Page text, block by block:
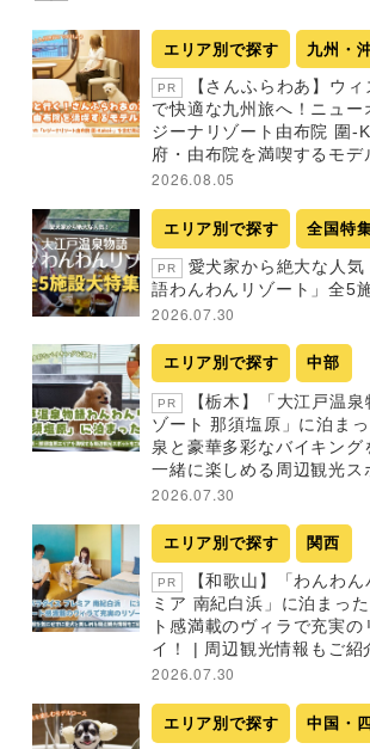
エリア別で探す 九州・
PR
【さんふらわあ】ウ
で快適な九州旅へ！ニュー
ジーナリゾート由布院 圍-
府・由布院を満喫するモデ
2026.08.05
エリア別で探す 全国特
PR
愛犬家から絶大な人気
語わんわんリゾート」全5
2026.07.30
エリア別で探す 中部
PR
【栃木】「大江戸温泉
ゾート 那須塩原」に泊ま
泉と豪華多彩なバイキング
一緒に楽しめる周辺観光ス
2026.07.30
エリア別で探す 関西
PR
【和歌山】「わんわ
ミア 南紀白浜」に泊まっ
ト感満載のヴィラで充実の
イ！ | 周辺観光情報もご紹
2026.07.30
エリア別で探す 中国・